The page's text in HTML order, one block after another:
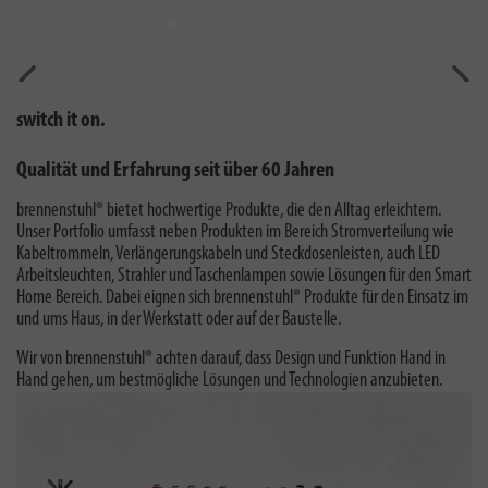
switch it on.
Qualität und Erfahrung seit über 60 Jahren
brennenstuhl® bietet hochwertige Produkte, die den Alltag erleichtern.
Unser Portfolio umfasst neben Produkten im Bereich Stromverteilung wie
Kabeltrommeln, Verlängerungskabeln und Steckdosenleisten, auch LED
Arbeitsleuchten, Strahler und Taschenlampen sowie Lösungen für den Smart
Home Bereich. Dabei eignen sich brennenstuhl® Produkte für den Einsatz im
und ums Haus, in der Werkstatt oder auf der Baustelle.
Wir von brennenstuhl® achten darauf, dass Design und Funktion Hand in
Hand gehen, um bestmögliche Lösungen und Technologien anzubieten.